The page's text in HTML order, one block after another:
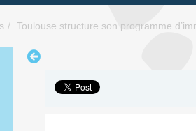
Toulouse structure son programme